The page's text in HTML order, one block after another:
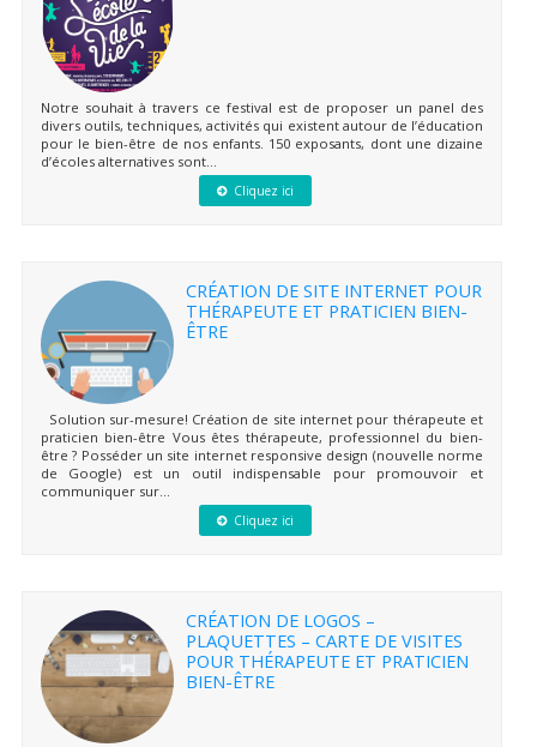
Notre souhait à travers ce festival est de proposer un panel des
divers outils, techniques, activités qui existent autour de l’éducation
pour le bien-être de nos enfants. 150 exposants, dont une dizaine
d’écoles alternatives sont...
Cliquez ici
CRÉATION DE SITE INTERNET POUR
THÉRAPEUTE ET PRATICIEN BIEN-
ÊTRE
Solution sur-mesure! Création de site internet pour thérapeute et
praticien bien-être Vous êtes thérapeute, professionnel du bien-
être ? Posséder un site internet responsive design (nouvelle norme
de Google) est un outil indispensable pour promouvoir et
communiquer sur...
Cliquez ici
CRÉATION DE LOGOS –
PLAQUETTES – CARTE DE VISITES
POUR THÉRAPEUTE ET PRATICIEN
BIEN-ÊTRE